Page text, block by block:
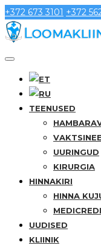
+372 673 3101 +372
TEENUSED
UURINGUD
KIRURGIA
HINNAKIRI
HINNA
UUDISED
KLIINIK